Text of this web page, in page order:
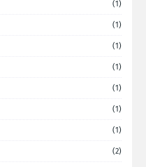
(1)
(1)
(1)
(1)
(1)
(1)
(1)
(2)